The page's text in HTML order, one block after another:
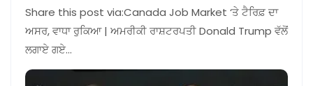
Share this post via:Canada Job Market ‘ਤੇ ਟੈਰਿਫ਼ ਦਾ
ਅਸਰ, ਵਾਧਾ ਰੁਕਿਆ | ਅਮਰੀਕੀ ਰਾਸ਼ਟਰਪਤੀ Donald Trump ਵੱਲੋਂ
ਲਗਾਏ ਗਏ…